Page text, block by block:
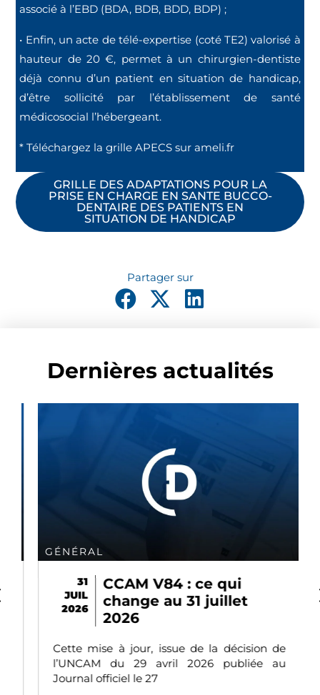
associé à l’EBD (BDA, BDB, BDD, BDP) ;
• Enfin, un acte de télé-expertise (coté TE2) valorisé à
hauteur de 20 €, permet à un chirurgien-dentiste
déjà connu d’un patient en situation de handicap,
d’être sollicité par l’établissement de santé
médicosocial l’hébergeant.
* Téléchargez la grille APECS sur ameli.fr
GRILLE DES ADAPTATIONS POUR LA
PRISE EN CHARGE EN SANTE BUCCO-
DENTAIRE DES PATIENTS EN
SITUATION DE HANDICAP
Dernières actualités
GÉNÉRAL
31
JUIL
2026
CCAM V84 : ce qui
change au 31 juillet
2026
Cette mise à jour, issue de la décision de
l’UNCAM du 29 avril 2026 publiée au
Journal officiel le 27